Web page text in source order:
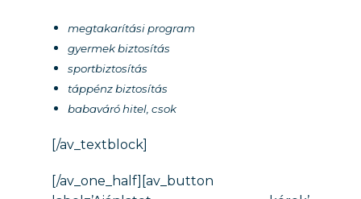
megtakarítási program
gyermek biztosítás
sportbiztosítás
táppénz biztosítás
babaváró hitel, csok
[/av_textblock]
[/av_one_half][av_button